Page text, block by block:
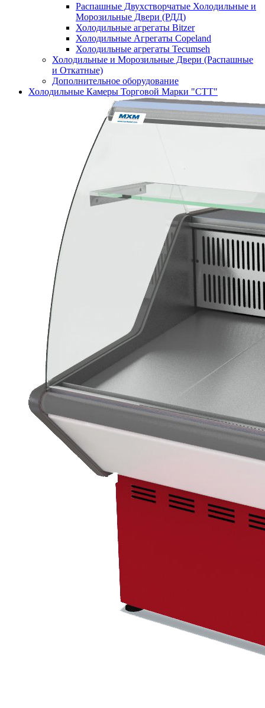
Распашные Двухстворчатые Холодильные и
Морозильные Двери (РДД)
Холодильные агрегаты Bitzer
Холодильные Агрегаты Copeland
Холодильные агрегаты Tecumseh
Холодильные и Морозильные Двери (Распашные
и Откатные)
Дополнительное оборудование
Холодильные Камеры Торговой Марки "СТТ"